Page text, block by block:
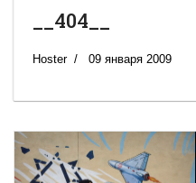
__404__
Hoster 09 января 2009